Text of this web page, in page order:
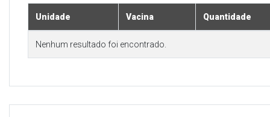
Unidade Vacina Quantidade
Nenhum resultado foi encontrado.